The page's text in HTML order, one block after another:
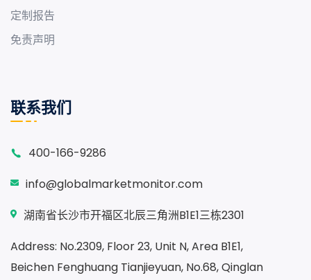
定制报告
免责声明
联系我们
400-166-9286
info@globalmarketmonitor.com
湖南省长沙市开福区北辰三角洲B1E1三栋2301
Address: No.2309, Floor 23, Unit N, Area B1E1,
Beichen Fenghuang Tianjieyuan, No.68, Qinglan